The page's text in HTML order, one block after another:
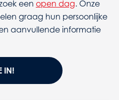
een open dag. Onze
graag hun persoonlijke
aanvullende informatie
IN!